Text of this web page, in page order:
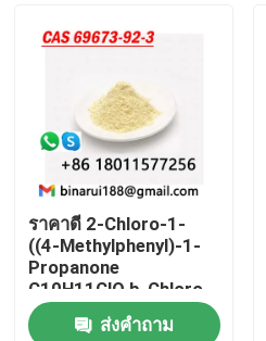
ราคาดี 2-Chloro-1-
((4-Methylphenyl)-1-
Propanone
C10H11ClO b-Chloro-
4-
methylpropiophenone
ส่งคำถาม